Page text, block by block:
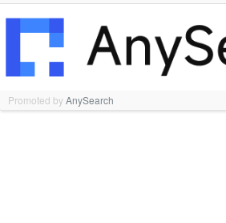
Promoted byAnySearch